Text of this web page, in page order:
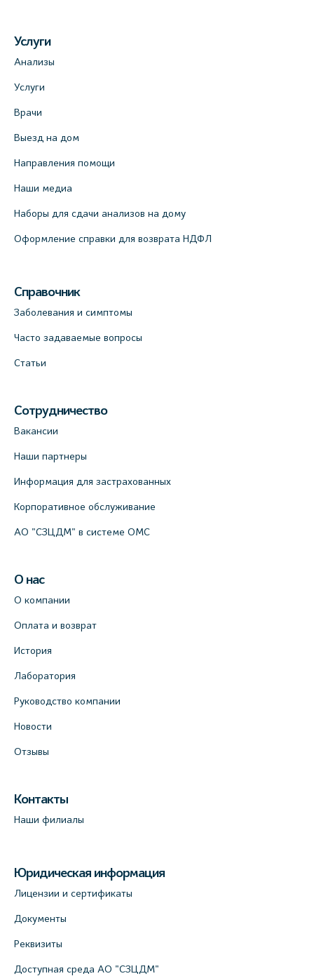
Услуги
Анализы
Услуги
Врачи
Выезд на дом
Направления помощи
Наши медиа
Наборы для сдачи анализов на дому
Оформление справки для возврата НДФЛ
Справочник
Заболевания и симптомы
Часто задаваемые вопросы
Статьи
Сотрудничество
Вакансии
Наши партнеры
Информация для застрахованных
Корпоративное обслуживание
АО "СЗЦДМ" в системе ОМС
О нас
О компании
Оплата и возврат
История
Лаборатория
Руководство компании
Новости
Отзывы
Контакты
Наши филиалы
Юридическая информация
Лицензии и сертификаты
Документы
Реквизиты
Доступная среда АО "СЗЦДМ"